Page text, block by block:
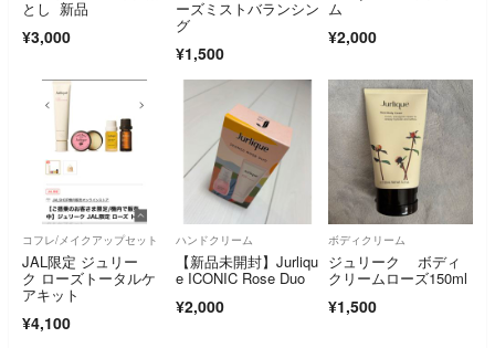
とし 新品
¥3,000
ーズミストバランシン
グ
¥1,500
ム
¥2,000
コフレ/メイクアップセット
JAL限定 ジュリー
ク ローズトータルケ
アキット
¥4,100
ハンドクリーム
【新品未開封】Jurliqu
e ICONIC Rose Duo
¥2,000
ボディクリーム
ジュリーク ボディ
クリームローズ150ml
¥1,500